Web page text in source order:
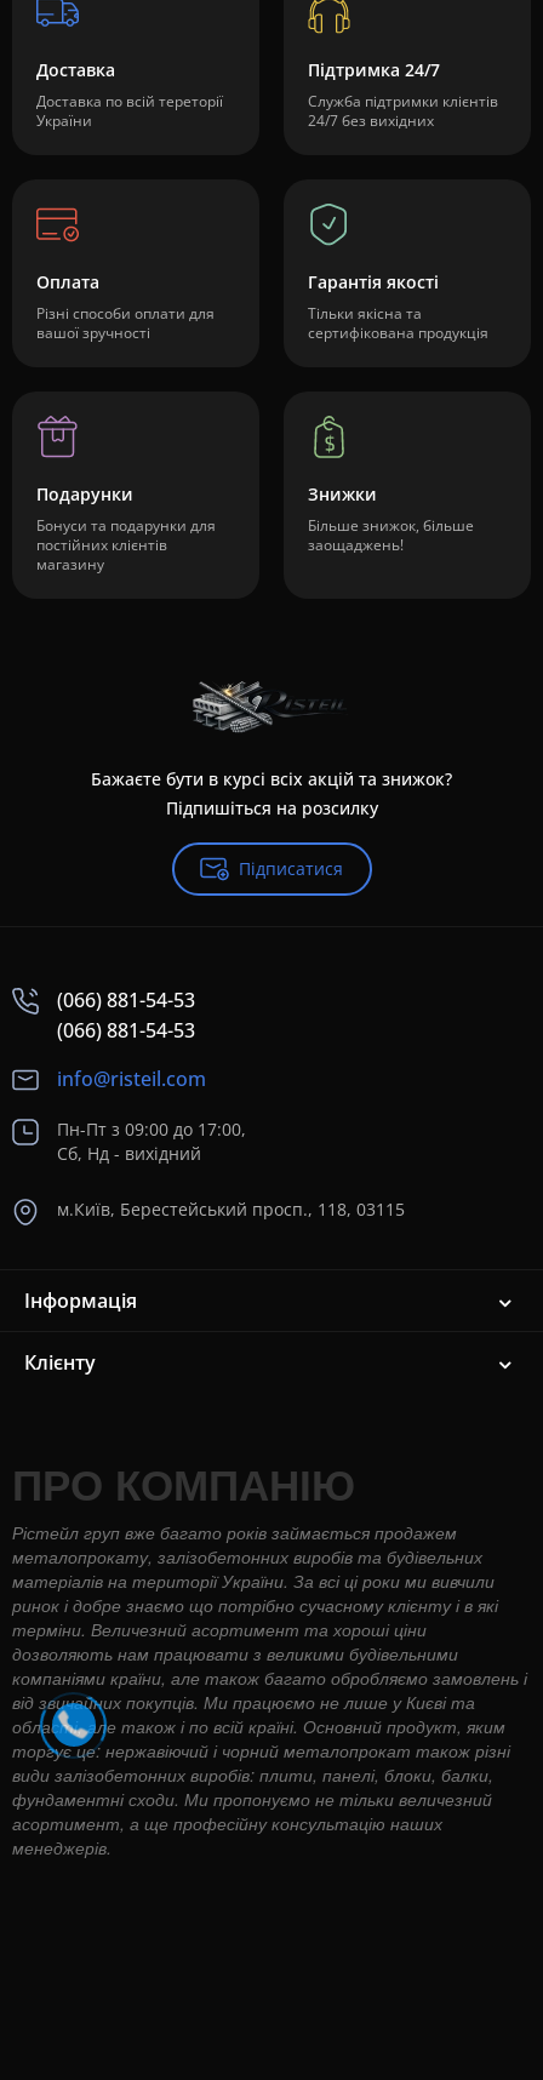
Доставка
Доставка по всій тереторії
України
Підтримка 24/7
Служба підтримки клієнтів
24/7 без вихідних
Оплата
Різні способи оплати для
вашої зручності
Гарантія якості
Тільки якісна та
сертифікована продукція
Подарунки
Бонуси та подарунки для
постійних клієнтів
магазину
Знижки
Більше знижок, більше
заощаджень!
Бажаєте бути в курсі всіх акцій та знижок?
Підпишіться на розсилку
Підписатися
(066) 881-54-53
(066) 881-54-53
info@risteil.com
Пн-Пт з 09:00 до 17:00,
Сб, Нд - вихідний
м.Київ, Берестейський просп., 118, 03115
Інформація
Клієнту
ПРО КОМПАНІЮ
Рістейл груп вже багато років займається продажем
металопрокату, залізобетонних виробів та будівельних
матеріалів на території України. За всі ці роки ми вивчили
ринок і добре знаємо що потрібно сучасному клієнту і в які
терміни. Величезний асортимент та хороші ціни
дозволяють нам працювати з великими будівельними
компаніями країни, але також багато обробляємо замовлень і
від звичайних покупців. Ми працюємо не лише у Києві та
області, але також і по всій країні. Основний продукт, яким
торгує це: нержавіючий і чорний металопрокат також різні
види залізобетонних виробів: плити, панелі, блоки, балки,
фундаментні сходи. Ми пропонуємо не тільки величезний
асортимент, а ще професійну консультацію наших
менеджерів.